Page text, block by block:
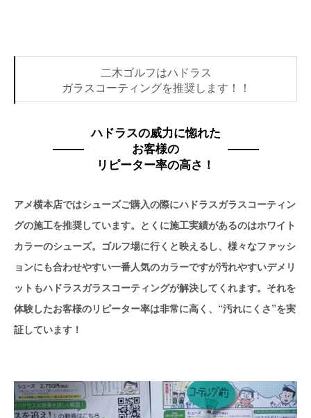
二木ゴルフはハドラス
ガラスコーティングを推奨します！！
ハドラスの威力に惚れた
お客様の
リピーター率の高さ！
アメ横本店ではシューズご購入の際にハドラスガラスコーティン
グの施工を推奨しています。とくに施工実績があるのはホワイト
カラーのシューズ。ゴルフ場に行くと映えるし、様々なファッシ
ョンにも合わせやすい一番人気のカラーですが汚れやすいデメリ
ットもハドラスガラスコーティングが解決してくれます。それを
体験したお客様のリピーター率は非常に高く、“汚れにくさ”を実
証しています！